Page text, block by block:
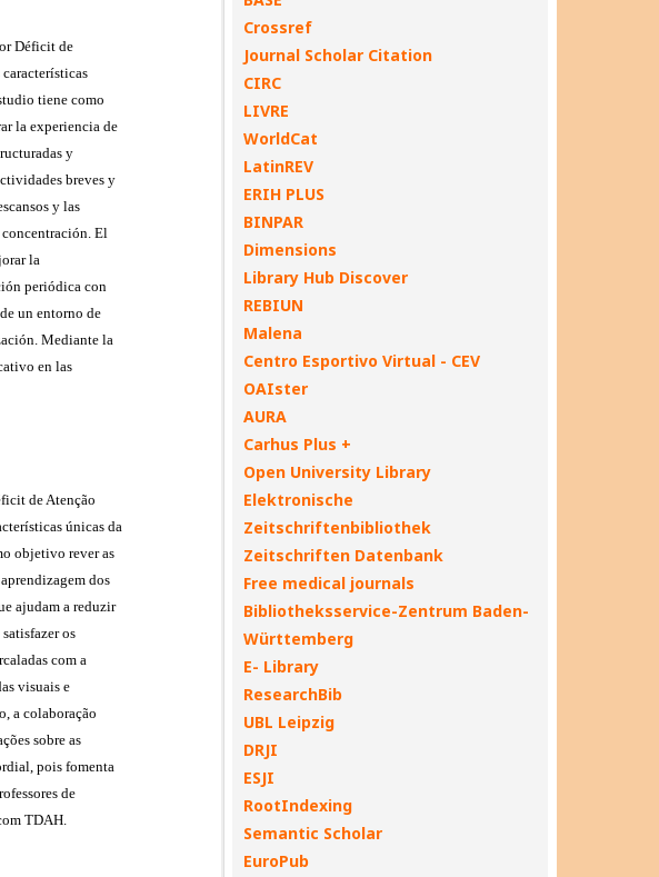
Crossref
Journal Scholar Citation
CIRC
LIVRE
WorldCat
LatinREV
ERIH PLUS
BINPAR
Dimensions
Library Hub Discover
REBIUN
Malena
Centro Esportivo Virtual - CEV
OAIster
AURA
Carhus Plus +
Open University Library
Elektronische
Zeitschriftenbibliothek
Zeitschriften Datenbank
Free medical journals
Bibliotheksservice-Zentrum Baden-
Württemberg
E- Library
ResearchBib
UBL Leipzig
DRJI
ESJI
RootIndexing
Semantic Scholar
EuroPub